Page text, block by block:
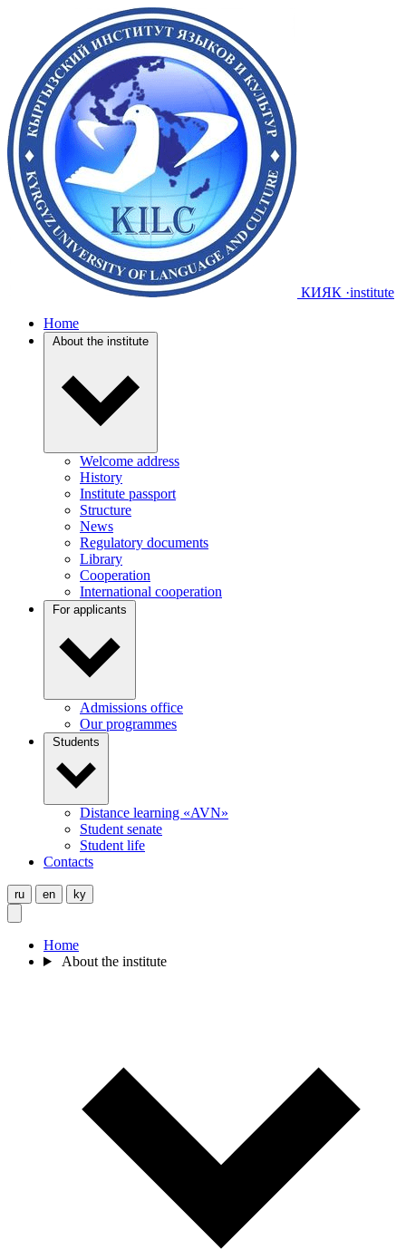
КИЯК ·institute
Home
About the institute
Welcome address
History
Institute passport
Structure
News
Regulatory documents
Library
Cooperation
International cooperation
For applicants
Admissions office
Our programmes
Students
Distance learning «AVN»
Student senate
Student life
Contacts
ru en ky
Home
About the institute